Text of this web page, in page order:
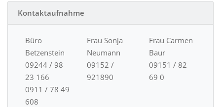
Kontaktaufnahme
Büro
Betzenstein
09244 / 98
23 166
0911 / 78 49
608
Frau Sonja
Neumann
09152 /
921890
Frau Carmen
Baur
09151 / 82
69 0